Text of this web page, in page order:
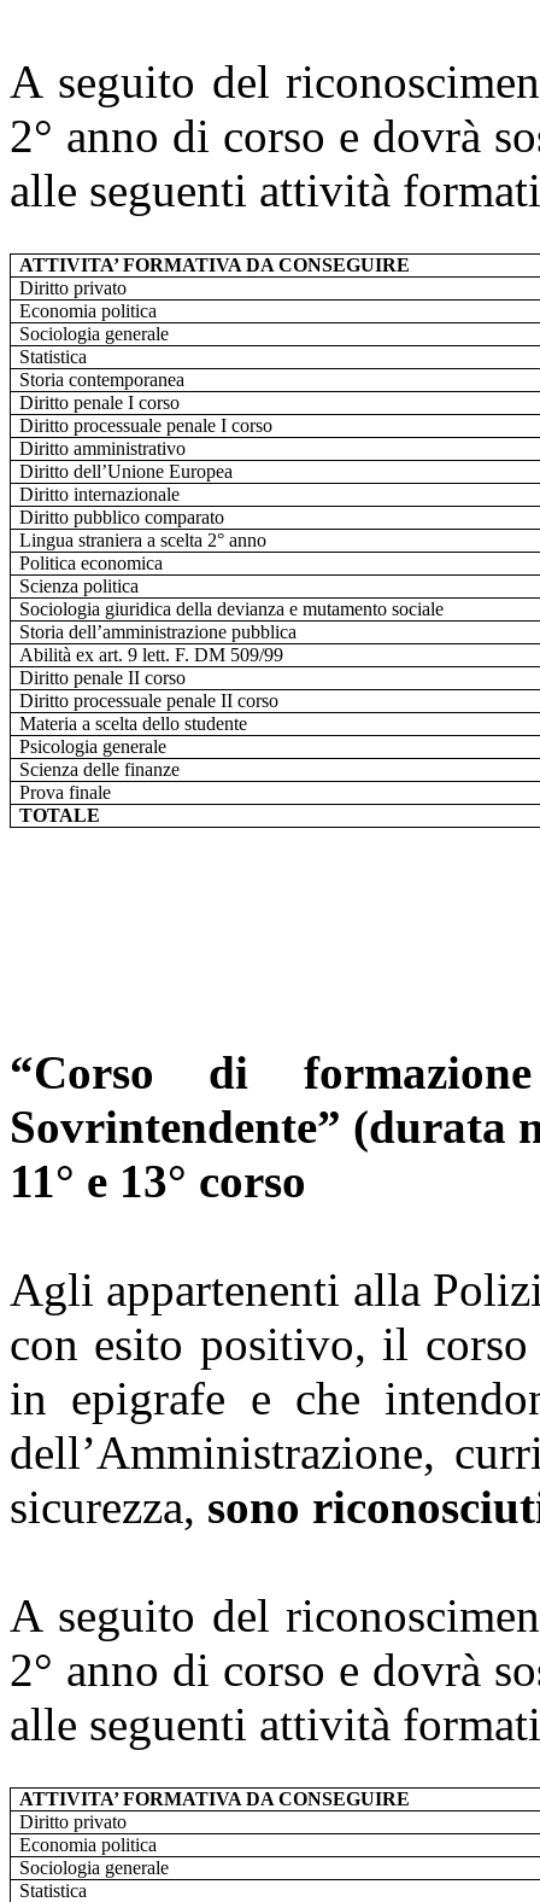
A seguito del
2° anno di corso e dovrà
alle seguenti attività
ATTIVITA’ FORMATIVA DA CONSEGUIRE
Diritto privato
Economia politica
Sociologia generale
Statistica
Storia contemporanea
Diritto penale I corso
Diritto processuale penale I corso
Diritto amministrativo
Diritto dell’Unione Europea
Diritto internazionale
Diritto pubblico comparato
Lingua straniera a scelta 2° anno
Politica economica
Scienza politica
Sociologia giuridica della devianza e mutamento sociale
Storia dell’amministrazione pubblica
Abilità ex art. 9 lett. F. DM 509/99
Diritto penale II corso
Diritto processuale penale II corso
Materia a scelta dello studente
Psicologia generale
Scienza delle finanze
Prova finale
TOTALE
“Corso di
Sovrintendente” (durata
11° e 13° corso
Agli appartenenti alla
con esito positivo, il corso
in epigrafe e che
dell’Amministrazione,
sicurezza, sono
A seguito del
2° anno di corso e dovrà
alle seguenti attività
ATTIVITA’ FORMATIVA DA CONSEGUIRE
Diritto privato
Economia politica
Sociologia generale
Statistica